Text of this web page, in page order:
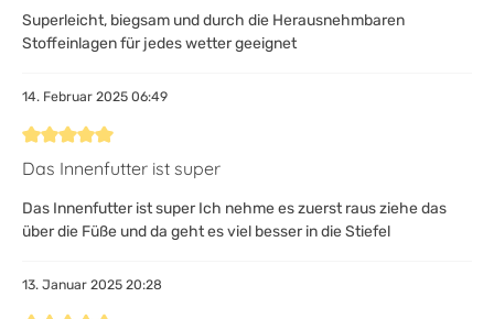
Superleicht, biegsam und durch die Herausnehmbaren
Stoffeinlagen für jedes wetter geeignet
14. Februar 2025 06:49
Bewertung mit 5 von 5 Sternen
Das Innenfutter ist super
Das Innenfutter ist super Ich nehme es zuerst raus ziehe das
über die Füße und da geht es viel besser in die Stiefel
13. Januar 2025 20:28